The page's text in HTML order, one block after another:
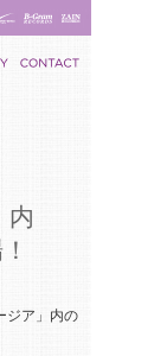
内
ジア」内の